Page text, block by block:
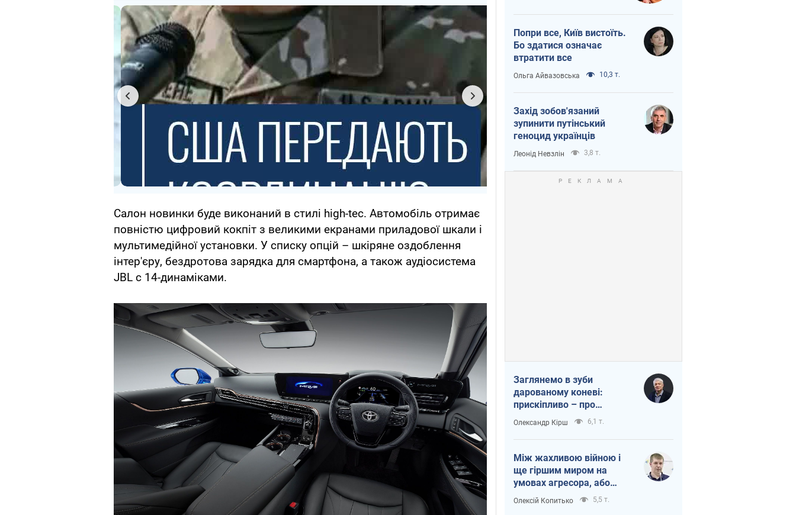
Салон новинки буде виконаний в стилі high-teс. Автомобіль отримає
повністю цифровий кокпіт з великими екранами приладової шкали і
мультимедійної установки. У списку опцій – шкіряне оздоблення
інтер'єру, бездротова зарядка для смартфона, a також аудіосистема
JBL c 14-динаміками.
Попри все, Київ вистоїть.
Бо здатися означає
втратити все
Ольга Айвазовська 10,3 т.
Захід зобов'язаний
зупинити путінський
геноцид українців
Леонід Невзлін 3,8 т.
Заглянемо в зуби
дарованому коневі:
прискіпливо – про
допомогу Україні
Олександр Кірш 6,1 т.
Між жахливою війною і
ще гіршим миром на
умовах агресора, або
Безвихідність – теж
Олексій Копитько 5,5 т.